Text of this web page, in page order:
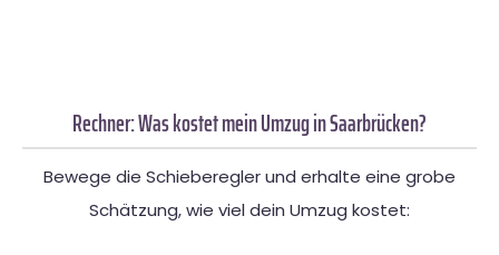
Rechner: Was kostet mein Umzug in Saarbrücken?
Bewege die Schieberegler und erhalte eine grobe
Schätzung, wie viel dein Umzug kostet: